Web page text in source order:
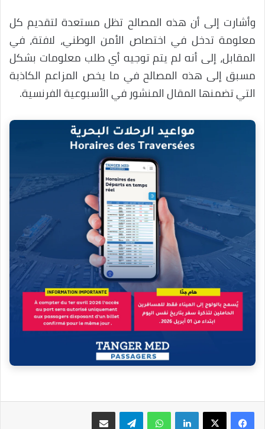
وأشارت إلى أن هذه المصالح تظل مستعدة لتقديم كل
معلومة تدخل في اختصاص الأمن الوطني، لافتة، في
المقابل، إلى أنه لم يتم توجيه أي طلب معلومات بشكل
مسبق إلى هذه المصالح في ما يخص المزاعم الكاذبة
التي تضمنها المقال المنشور في الأسبوعية الفرنسية.
فيسبوك‫X لينكدإن واتساب تيلقرام مشاركة عبر البريد